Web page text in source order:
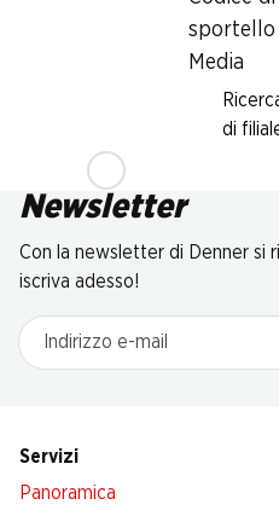
sportello
Media
di
Newsletter
Con la newsletter di Denner si
iscriva adesso!
Indirizzo e-mail
Servizi
Panoramica